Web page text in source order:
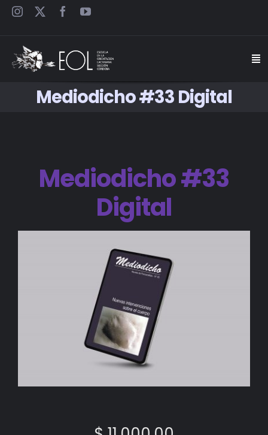
Saltar
INICIO
SEMINARIOS
Mediodicho #33 Digital
Mediodicho #33
Digital